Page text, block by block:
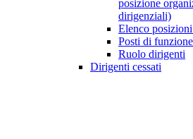
posizione
dirigenziali)
Elenco
Posti di
Ruolo dirigenti
Dirigenti cessati